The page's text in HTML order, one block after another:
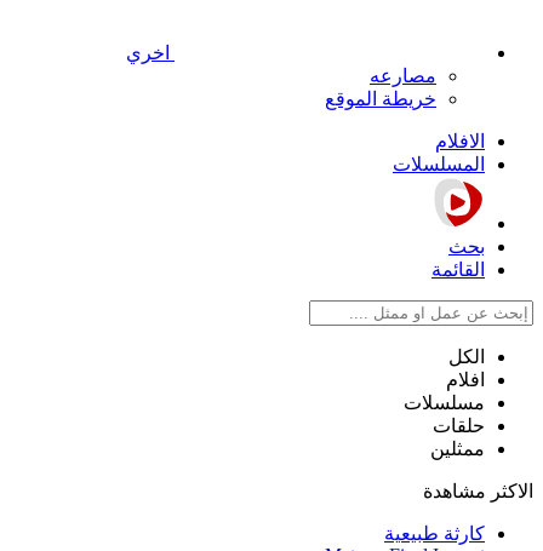
اخري
مصارعه
خريطة الموقع
الافلام
المسلسلات
بحث
القائمة
الكل
افلام
مسلسلات
حلقات
ممثلين
الاكثر مشاهدة
كارثة طبيعية